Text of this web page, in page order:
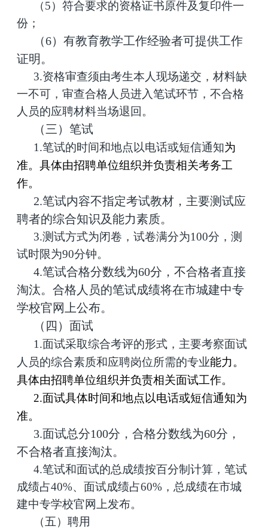
（5）符合要求的资格证书原件及复印件一
份；
（6）有教育教学工作经验者可提供工作
证明。
3.资格审查须由考生本人现场递交，材料缺
一不可，审查合格人员进入笔试环节，不合格
人员的应聘材料当场退回。
（三）笔试
1.笔试的时间和地点以电话或短信通知为
准。具体由招聘单位组织并负责相关考务工
作。
2.笔试内容不指定考试教材，主要测试应
聘者的综合知识及能力素质。
3.测试方式为闭卷，试卷满分为100分，测
试时限为90分钟。
4.笔试合格分数线为60分，不合格者直接
淘汰。合格人员的笔试成绩将在市城建中专
学校官网上公布。
（四）面试
1.面试采取综合考评的形式，主要考察面试
人员的综合素质和应聘岗位所需的专业能力。
具体由招聘单位组织并负责相关面试工作。
2.面试具体时间和地点以电话或短信通知为
准。
3.面试总分100分，合格分数线为60分，
不合格者直接淘汰。
4.笔试和面试的总成绩按百分制计算，笔试
成绩占40%、面试成绩占60%，总成绩在市城
建中专学校官网上发布。
（五）聘用